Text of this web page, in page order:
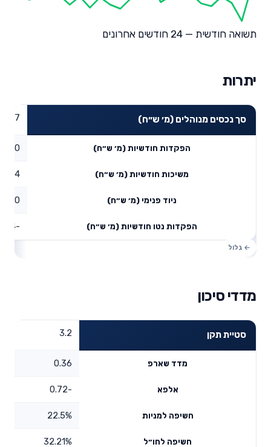
תשואה חודשית — 24 חודשים אחרונים
יתרות
סך נכסים מנוהלים (מ׳ ש״ח)
הפקדות חודשיות (מ׳ ש״ח) 0
משיכות חודשיות (מ׳ ש״ח) 0.24
ניוד פנימי (מ׳ ש״ח) 0
הפקדות נטו חודשיות (מ׳ ש״ח) -0.24
מדדי סיכון
סטיית תקן 3.2
מדד שארפ 0.36
אלפא -0.72
חשיפה למניות 22.5%
חשיפה לחו״ל 32.21%